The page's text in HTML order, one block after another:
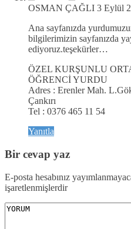
OSMAN ÇAĞLI 3 Eylül
Ana sayfanızda
bilgilerimizin sayfanızda
ediyoruz.teşekürler…
ÖZEL KURŞUNLU
ÖĞRENCİ YURDU
Adres : Erenler Mah.
Çankırı
Tel : 0376 465 11 54
Yanıtla
Bir cevap yaz
E-posta hesabınız
işaretlenmişlerdir